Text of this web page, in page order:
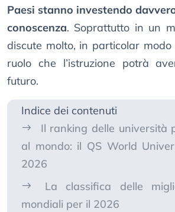
Paesi stanno investendo
conoscenza. Soprattutto in un
discute molto, in particolar modo
ruolo che l’istruzione potrà
futuro.
Indice dei contenuti
Il ranking delle università
al mondo: il QS World
2026
La classifica delle
mondiali per il 2026